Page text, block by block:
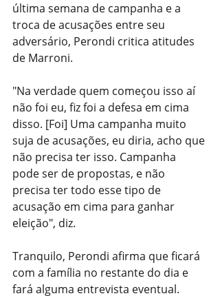
última semana de campanha e a
troca de acusações entre seu
adversário, Perondi critica atitudes
de Marroni.
"Na verdade quem começou isso aí
não foi eu, fiz foi a defesa em cima
disso. [Foi] Uma campanha muito
suja de acusações, eu diria, acho que
não precisa ter isso. Campanha
pode ser de propostas, e não
precisa ter todo esse tipo de
acusação em cima para ganhar
eleição", diz.
Tranquilo, Perondi afirma que ficará
com a família no restante do dia e
fará alguma entrevista eventual.